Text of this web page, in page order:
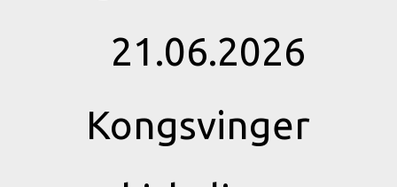
21.06.2026
Kongsvinger